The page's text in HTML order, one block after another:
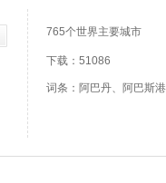
765个世界主要城市
下载：51086
词条：阿巴丹、阿巴斯